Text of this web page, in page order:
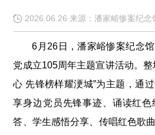
2026.06.26 来源：潘家峪惨案纪念
6月26日，潘家峪惨案纪念
党成立105周年主题宣讲活动。
心 先锋榜样耀浭城”为主题，通
享身边党员先锋事迹、诵读红
答、学生感悟分享、传唱红色歌